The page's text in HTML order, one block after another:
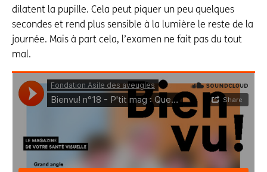
dilatent la pupille. Cela peut piquer un peu quelques
secondes et rend plus sensible à la lumière le reste de la
journée. Mais à part cela, l’examen ne fait pas du tout
mal.